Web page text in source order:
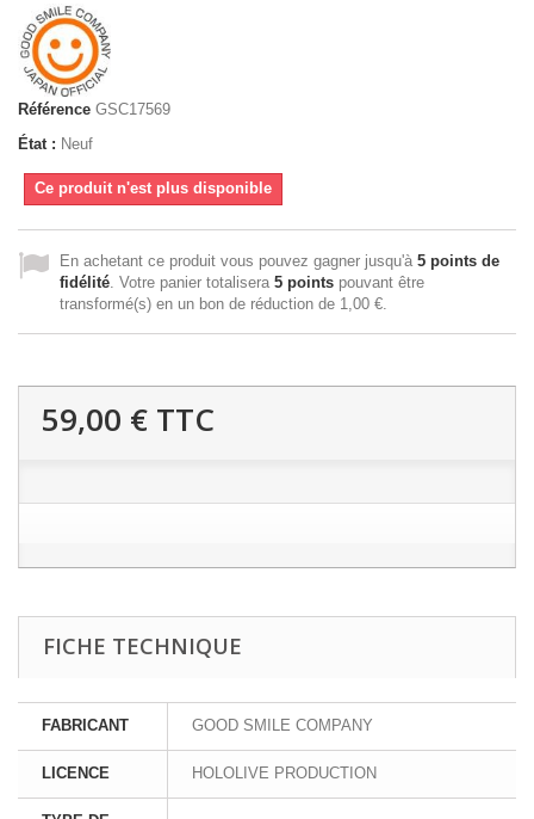
Référence GSC17569
État : Neuf
Ce produit n'est plus disponible
En achetant ce produit vous pouvez gagner jusqu'à 5 points de
fidélité . Votre panier totalisera 5 points pouvant être
transformé(s) en un bon de réduction de 1,00 €
59,00 € TTC
FICHE TECHNIQUE
FABRICANT GOOD SMILE COMPANY
LICENCE HOLOLIVE PRODUCTION